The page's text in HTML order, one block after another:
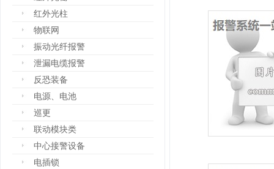
红外光柱
物联网
振动光纤报警
泄漏电缆报警
反恐装备
电源、电池
巡更
联动模块类
中心接警设备
电插锁